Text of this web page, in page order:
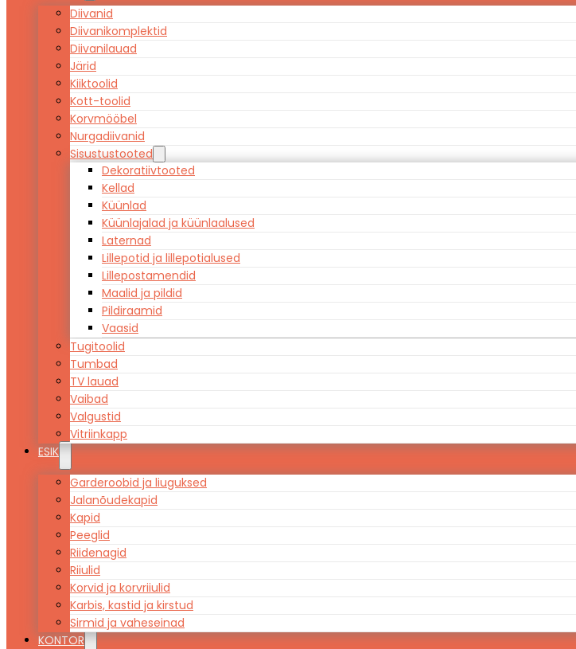
Diivanid
Diivanikomplektid
Diivanilauad
Järid
Kiiktoolid
Kott-toolid
Korvmööbel
Nurgadiivanid
Sisustustooted
Dekoratiivtooted
Kellad
Küünlad
Küünlajalad ja küünlaalused
Laternad
Lillepotid ja lillepotialused
Lillepostamendid
Maalid ja pildid
Pildiraamid
Vaasid
Tugitoolid
Tumbad
TV lauad
Vaibad
Valgustid
Vitriinkapp
ESIK
Garderoobid ja liuguksed
Jalanõudekapid
Kapid
Peeglid
Riidenagid
Riiulid
Korvid ja korvriiulid
Karbis, kastid ja kirstud
Sirmid ja vaheseinad
KONTOR